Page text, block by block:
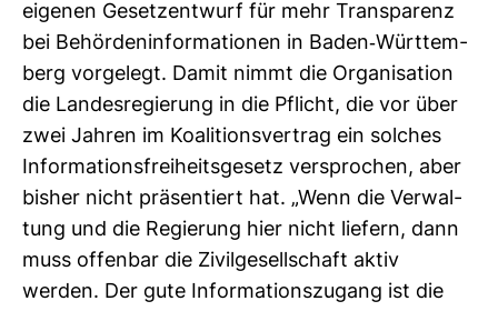
eigenen Gesetz­ent­wurf für mehr Trans­pa­renz
bei Behör­den­in­for­ma­tionen in Baden-​Würt­tem­
berg vor­ge­legt. Damit nimmt die Orga­ni­sa­tion
die Lan­des­re­gie­rung in die Pflicht, die vor über
zwei Jahren im Koali­ti­ons­ver­trag ein sol­ches
Infor­ma­ti­ons­frei­heits­ge­setz ver­spro­chen, aber
bisher nicht prä­sen­tiert hat. „Wenn die Ver­wal­
tung und die Regie­rung hier nicht lie­fern, dann
muss offenbar die Zivil­ge­sell­schaft aktiv
werden. Der gute Infor­ma­ti­ons­zu­gang ist die